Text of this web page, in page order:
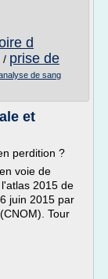
d
/ prise de
de sang
et
perdition ?
voie de
2015 de
juin 2015 par
Tour